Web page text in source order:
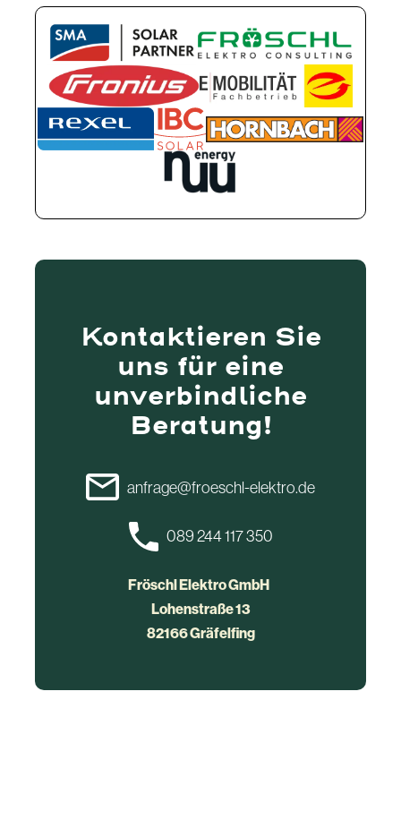
Kontaktieren Sie
uns für eine
unverbindliche
Beratung!
anfrage@froeschl-elektro.de
089 244 117 350
Fröschl Elektro GmbH
Lohenstraße 13
82166 Gräfelfing